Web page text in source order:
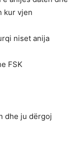
kur vjen
niset anija
FSK
dhe ju dërgoj